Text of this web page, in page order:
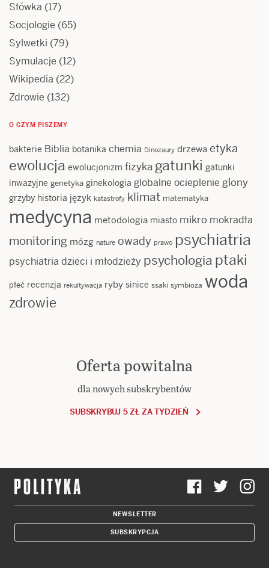
Słówka (17)
Socjologie (65)
Sylwetki (79)
Symulacje (12)
Wikipedia (22)
Zdrowie (132)
O CZYM PISZEMY
bakterie Biblia botanika chemia Dinozaury drzewa etyka
ewolucja ewolucjonizm fizyka gatunki gatunki
inwazyjne genetyka ginekologia globalne ocieplenie glony
grzyby historia język katastrofy klimat matematyka
medycyna metodologia miasto mikro mokradła
monitoring mózg nature owady prawo psychiatria
psychiatria dzieci i młodzieży psychologia ptaki
płeć recenzja rekultywacja ryby sinice ssaki symbioza woda
zdrowie
Oferta powitalna
dla nowych subskrybentów
SUBSKRYBUJ 5 ZŁ ZA TYDZIEŃ
NEWSLETTER
SUBSKRYPCJA